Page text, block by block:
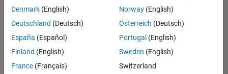
No se
han
traducido
todos
los
Denmark (English)
Deutschland (Deutsch)
España (Español)
Finland (English)
France (Français)
Norway(English)
Österreich (Deutsch)
Portugal (English)
Sweden (English)
Switzerland